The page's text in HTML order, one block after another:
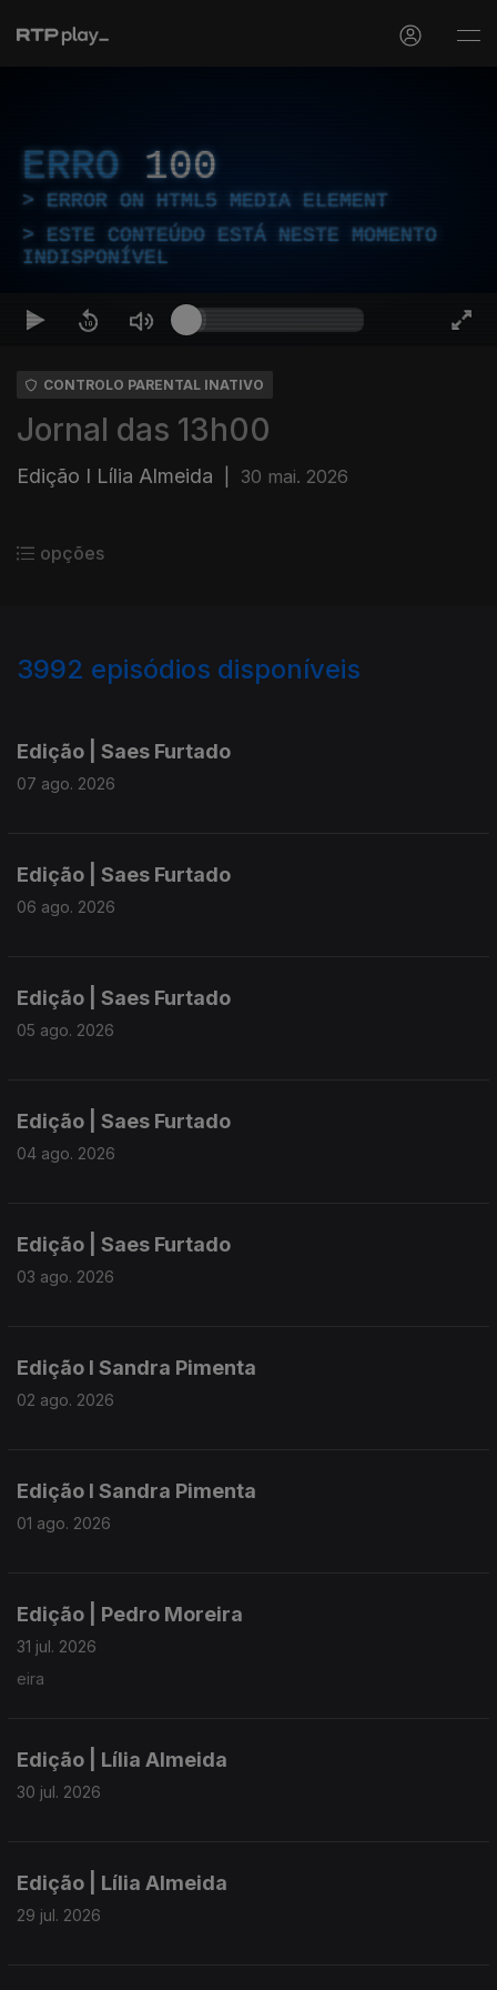
ERRO 100
ERROR ON HTML5 MEDIA ELEMENT
ESTE CONTEÚDO ESTÁ NESTE MOMENTO
INDISPONÍVEL
CONTROLO PARENTAL INATIVO
Jornal das 13h00
Edição I Lília Almeida 30 mai. 2026
opções
3992 episódios disponíveis
Edição | Saes Furtado
07 ago. 2026
Edição | Saes Furtado
06 ago. 2026
Edição | Saes Furtado
05 ago. 2026
Edição | Saes Furtado
04 ago. 2026
Edição | Saes Furtado
03 ago. 2026
Edição I Sandra Pimenta
02 ago. 2026
Edição I Sandra Pimenta
01 ago. 2026
Edição | Pedro Moreira
31 jul. 2026
eira
Edição | Lília Almeida
30 jul. 2026
Edição | Lília Almeida
29 jul. 2026